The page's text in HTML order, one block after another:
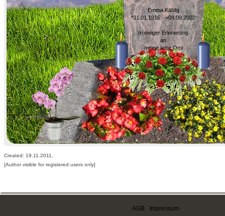
Emma Kählig
*31.01.1916 - +09.09.2002
In ewiger Erinnerung
an
meine liebe Omi
Created: 19.11.2011,
[Author visible for registered users only]
AGB Impressum